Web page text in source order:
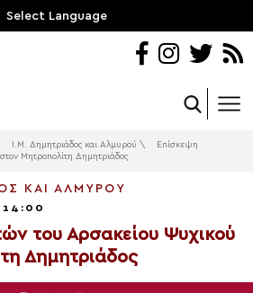
Select Language
Ι.Μ. Δημητριάδος και Αλμυρού \
Επίσκεψη
Μητροπολίτη Δημητριάδος
ΚΑΙ ΑΛΜΥΡΟΎ
14:00
του Αρσακείου Ψυχικού
Δημητριάδος